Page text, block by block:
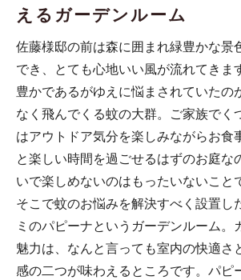
えるガーデンルーム
佐藤様邸の前は森に囲まれ緑豊かな景
でき、とても心地いい風が流れてきま
豊かであるがゆえに悩まされていたの
なく飛んでくる蚊の大群。ご家族でく
はアウトドア気分を楽しみながらお
と楽しい時間を過ごせるはずのお庭な
いで楽しめないのはもったいないこと
そこで蚊のお悩みを解決すべく設置し
ミのパピーナというガーデンルーム。
魅力は、なんと言っても室内の快適さ
感の二つが味わえるところです。パピ